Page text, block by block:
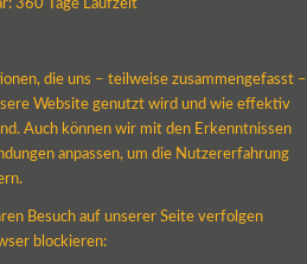
360 Tage Laufzeit
die uns – teilweise zusammengefasst –
Website genutzt wird und wie effektiv
Auch können wir mit den Erkenntnissen
anpassen, um die Nutzererfahrung
Besuch auf unserer Seite verfolgen
blockieren: